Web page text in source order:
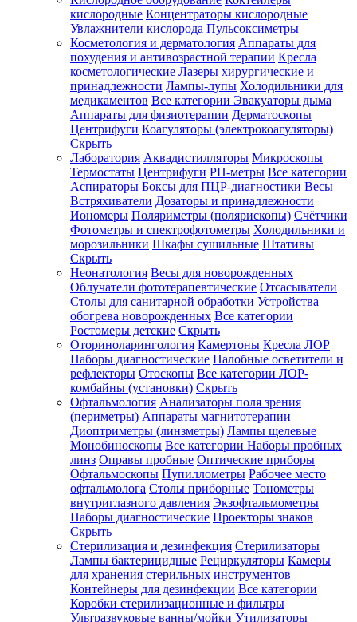
Зарегистрироваться
Зачем
регистрироваться?
Все
покупки
одном
месте
Личный
менеджер
Отслеживание
статуса
заказа
кислородные Концентраторы кислородные
Увлажнители кислорода Пульсоксиметры
Косметология и дерматология Аппараты для
похудения и антивозрастной терапии Кресла
косметологические Лазеры хирургические и
принадлежности Лампы-лупы Холодильники для
медикаментов Все категории Эвакуаторы дыма
Аппараты для физиотерапии Дерматоскопы
Центрифуги Коагуляторы (электрокоагуляторы)
Скрыть
Лаборатория Аквадистилляторы Микроскопы
Термостаты Центрифуги PH-метры Все категории
Аспираторы Боксы для ПЦР-диагностики Весы
Встряхиватели Дозаторы и принадлежности
Иономеры Поляриметры (полярископы) Счётчики
Фотометры и спектрофотометры Холодильники и
морозильники Шкафы сушильные Штативы
Скрыть
Неонатология Весы для новорожденных
Облучатели фототерапевтические Отсасыватели
Столы для санитарной обработки Устройства
обогрева новорожденных Все категории
Ростомеры детские Скрыть
Оториноларингология Камертоны Кресла ЛОР
Наборы диагностические Налобные осветители и
рефлекторы Отоскопы Все категории ЛОР-
комбайны (установки) Скрыть
Офтальмология Анализаторы поля зрения
(периметры) Аппараты магнитотерапии
Диоптриметры (линзметры) Лампы щелевые
Монобиноскопы Все категории Наборы пробных
линз Оправы пробные Оптические приборы
Офтальмоскопы Пупиллометры Рабочее место
офтальмолога Столы приборные Тонометры
внутриглазного давления Экзофтальмометры
Наборы диагностические Проекторы знаков
Скрыть
Стерилизация и дезинфекция Стерилизаторы
Лампы бактерицидные Рециркуляторы Камеры
для хранения стерильных инструментов
Контейнеры для дезинфекции Все категории
Коробки стерилизационные и фильтры
Ультразвуковые ванны/мойки Утилизаторы